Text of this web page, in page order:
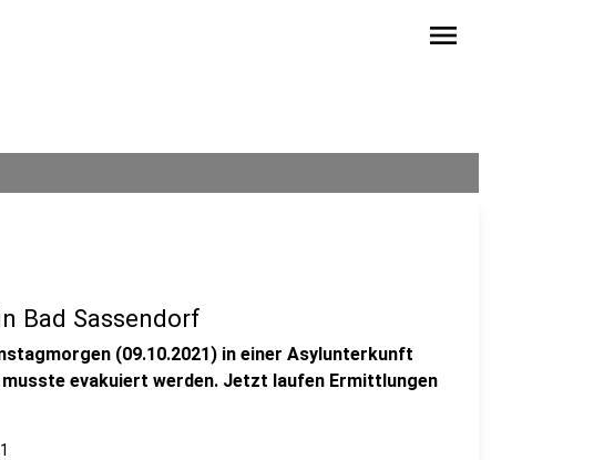
menu
Bad Sassendorf
(09.10.2021) in einer Asylunterkunft
evakuiert werden. Jetzt laufen Ermittlungen